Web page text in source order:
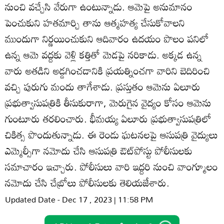
నుంచి వచ్చేసి వేరుగా ఉంటున్నాడు. ఆమెపై అనుమానం
పెంచుకుని హతమార్చి తాను ఆత్మహత్య చేసుకోవాలని
ముందుగా నిర్ణయించుకుని ఆదివారం ఉదయం పొలం పనిలో
ఉన్న ఆమె వద్దకు వెళ్లి కత్తితో మెడపై నరికాడు. అక్కడ ఉన్న
వారు అతడిని అడ్డగించడానికి ప్రయత్నించగా వారిని బెదిరించి
వచ్చి పురుగు మందు తాగేశాడు. ప్రస్తుతం ఆమెను ఏలూరు
ప్రభుత్వాసుపత్రికి తీసుకురాగా, మెరుగైన వైద్యం కోసం ఆమెను
గుంటూరు తరలించారు. భీమయ్య ఏలూరు ప్రభుత్వాసుపత్రిలో
చికిత్స పొందుతున్నాడు. ఈ రెండు ఘటనలపై ఆసుపత్రి వైద్యులు
ఎమ్మెల్సీగా నమోదు చేసి ఆసుపత్రి ఔట్‌పోస్టు పోలీసులకు
సమాచారం ఇచ్చారు. పోలీసులు వారి ఇద్దరి నుంచి వాంగ్మూలం
నమోదు చేసి చేబ్రోలు పోలీసులకు తెలియజేశారు.
Updated Date - Dec 17 , 2023 | 11:58 PM